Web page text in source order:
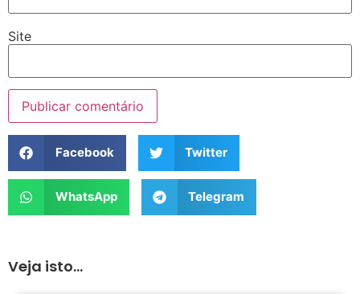
Site
Facebook Twitter
WhatsApp Telegram
Veja isto...